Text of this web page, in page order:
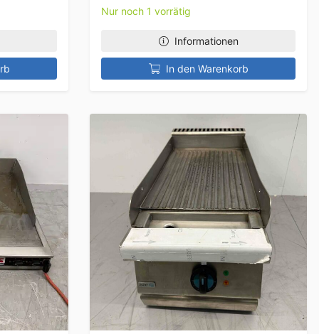
Nur noch 1 vorrätig
Informationen
In den Warenkorb